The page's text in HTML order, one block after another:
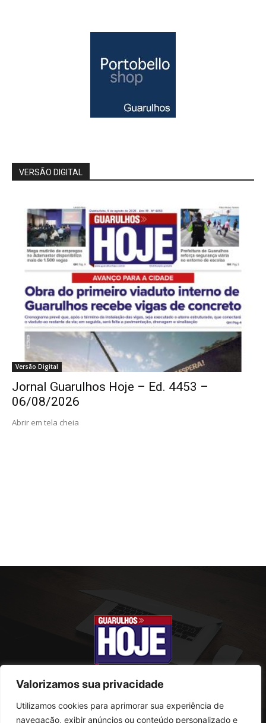
Valorizamos sua privacidade
Utilizamos cookies para aprimorar sua experiência de
navegação, exibir anúncios ou conteúdo personalizado e
VERSÃO DIGITAL
Versão Digital
Jornal Guarulhos Hoje – Ed. 4453 –
06/08/2026
Abrir em tela cheia
SOBRE NÓS